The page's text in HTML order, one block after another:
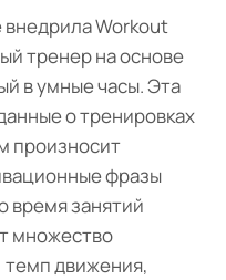
Workout
тренер на основе
в умные часы. Эта
о тренировках
произносит
фразы
время занятий
множество
темп движения,